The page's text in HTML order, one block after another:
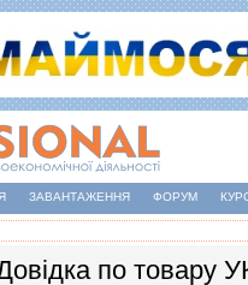
ЗАВАНТАЖЕННЯ ФОРУМ
по товару